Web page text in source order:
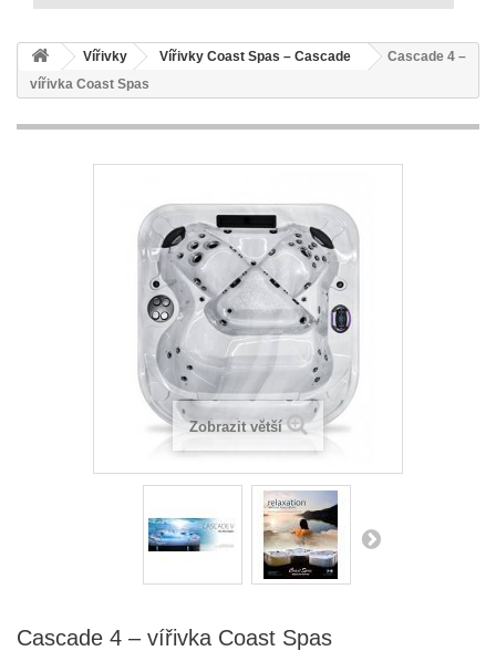
Vířivky Vířivky Coast Spas – Cascade
Cascade 4 –
vířivka Coast Spas
Zobrazit větší
Cascade 4 – vířivka Coast Spas